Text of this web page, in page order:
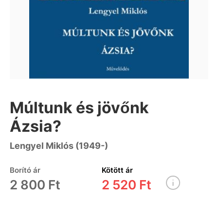
Múltunk és jövőnk
Ázsia?
Lengyel Miklós (1949-)
Borító ár
2 800 Ft
Kötött ár
2 520 Ft